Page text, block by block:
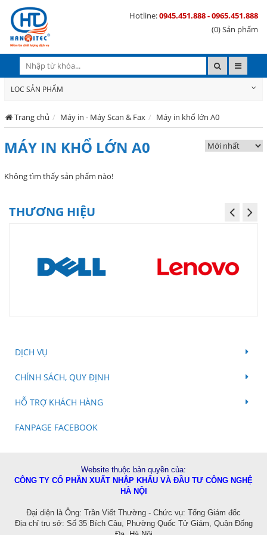
Hotline:0945.451.888 - 0965.451.888
(0) Sản phẩm
LỌC SẢN PHẨM
Trang chủ Máy in - Máy Scan & Fax Máy in khổ lớn A0
MÁY IN KHỔ LỚN A0
Không tìm thấy sản phẩm nào!
THƯƠNG HIỆU
DỊCH VỤ
CHÍNH SÁCH, QUY ĐỊNH
HỖ TRỢ KHÁCH HÀNG
FANPAGE FACEBOOK
Website thuộc bản quyền của:
CÔNG TY CỔ PHẦN XUẤT NHẬP KHẨU VÀ ĐẦU TƯ CÔNG NGHỆ
HÀ NỘI
Đại diện là Ông: Trần Viết Thường - Chức vụ: Tổng Giám đốc
Địa chỉ trụ sở: Số 35 Bích Câu, Phường Quốc Tử Giám, Quận Đống